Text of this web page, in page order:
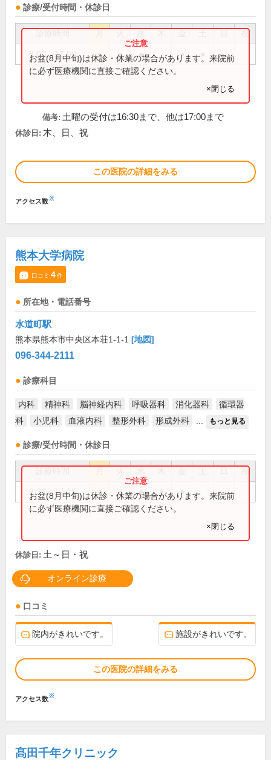
診療/受付時間・休診日
祝
8:00～17:00 ● ● ● ●
お盆(8月中旬)は休診・休業の場合があります。来院前
に必ず医療機関に直接ご確認ください。
×閉じる
備考: 土曜の受付は16:30まで、他は17:00まで
休診日: 木、日、祝
この医院の詳細をみる
アクセス数※
熊本大学病院
口コミ 4件
所在地・電話番号
水道町駅
熊本県熊本市中央区本荘1-1-1 [地図]
096-344-2111
診療科目
内科 精神科 脳神経内科 呼吸器科 消化器科
循環器
科
小児科 血液内科 整形外科 形成外科 もっと見る
診療/受付時間・休診日
祝
8:30～17:15 ● ● ● ● ●
お盆(8月中旬)は休診・休業の場合があります。来院前
に必ず医療機関に直接ご確認ください。
×閉じる
休診日: 土～日・祝
オンライン診療
口コミ
院内がきれいです。 施設がきれいです。
この医院の詳細をみる
アクセス数※
髙田千年クリニック